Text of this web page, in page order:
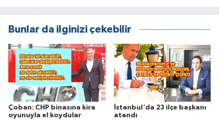
Bunlar da ilginizi çekebilir
Çoban: CHP binasına kira
oyunuyla el koydular
İstanbul'da 23 ilçe başkanı
atandı